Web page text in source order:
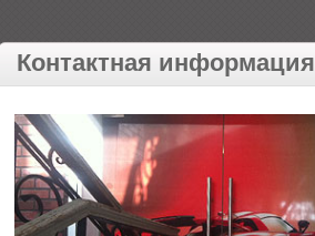
Контактная информация